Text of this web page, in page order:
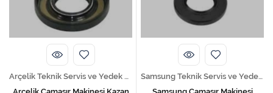
Arçelik Teknik Servis ve Yedek Parça Hizmetleri
Samsung Teknik Servis ve Yedek Parça Hizmetleri